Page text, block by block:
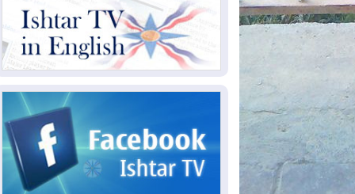
2026-08-04 ملفات حقبة الكاظمي تعود إلى
الواجهة.. أنباء عن مراجعات قضائية
وتحقيقات أوسع في قضايا فساد
الرئاسية ويحذر من "حرب أهلية" في
2026-08-03رئيس إقليم كوردستان في
دمشق في زيارة رسمية